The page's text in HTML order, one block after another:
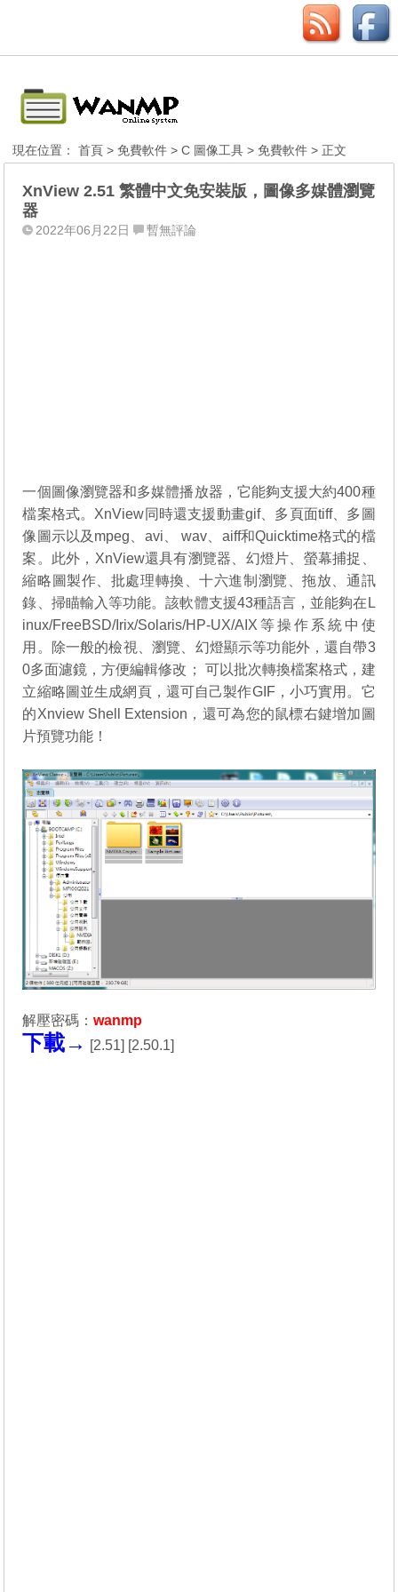
現在位置：首頁 >免費軟件 >C 圖像工具 >免費軟件 > 正文
XnView 2.51 繁體中文免安裝版，圖像多媒體瀏覽
器
2022年06月22日 暫無評論
一個圖像瀏覽器和多媒體播放器，它能夠支援大約400種
檔案格式。XnView同時還支援動畫gif、多頁面tiff、多圖
像圖示以及mpeg、avi、 wav、aiff和Quicktime格式的檔
案。此外，XnView還具有瀏覽器、幻燈片、螢幕捕捉、
縮略圖製作、批處理轉換、十六進制瀏覽、拖放、通訊
錄、掃瞄輸入等功能。該軟體支援43種語言，並能夠在L
inux/FreeBSD/Irix/Solaris/HP-UX/AIX等操作系統中使
用。除一般的檢視、瀏覽、幻燈顯示等功能外，還自帶3
0多面濾鏡，方便編輯修改； 可以批次轉換檔案格式，建
立縮略圖並生成網頁，還可自己製作GIF，小巧實用。它
的Xnview Shell Extension，還可為您的鼠標右鍵增加圖
片預覽功能！
解壓密碼：wanmp
下載→ [2.51] [2.50.1]